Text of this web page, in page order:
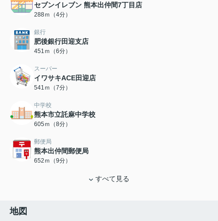
セブンイレブン 熊本出仲間7丁目店
288ｍ（4分）
銀行
肥後銀行田迎支店
451ｍ（6分）
スーパー
イワサキACE田迎店
541ｍ（7分）
中学校
熊本市立託麻中学校
605ｍ（8分）
郵便局
熊本出仲間郵便局
652ｍ（9分）
すべて見る
地図